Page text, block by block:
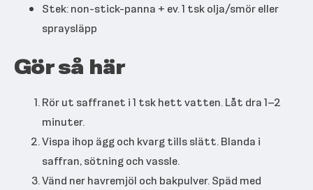
Stek: non-stick-panna + ev. 1 tsk olja/smör eller
spraysläpp
Gör så här
Rör ut saffranet i 1 tsk hett vatten. Låt dra 1–2
minuter.
Vispa ihop ägg och kvarg tills slätt. Blanda i
saffran, sötning och vassle.
Vänd ner havremjöl och bakpulver. Späd med